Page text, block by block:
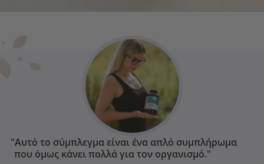
"Αυτό το σύμπλεγμα είναι ένα απλό συμπλήρωμα
που όμως κάνει πολλά για τον οργανισμό."